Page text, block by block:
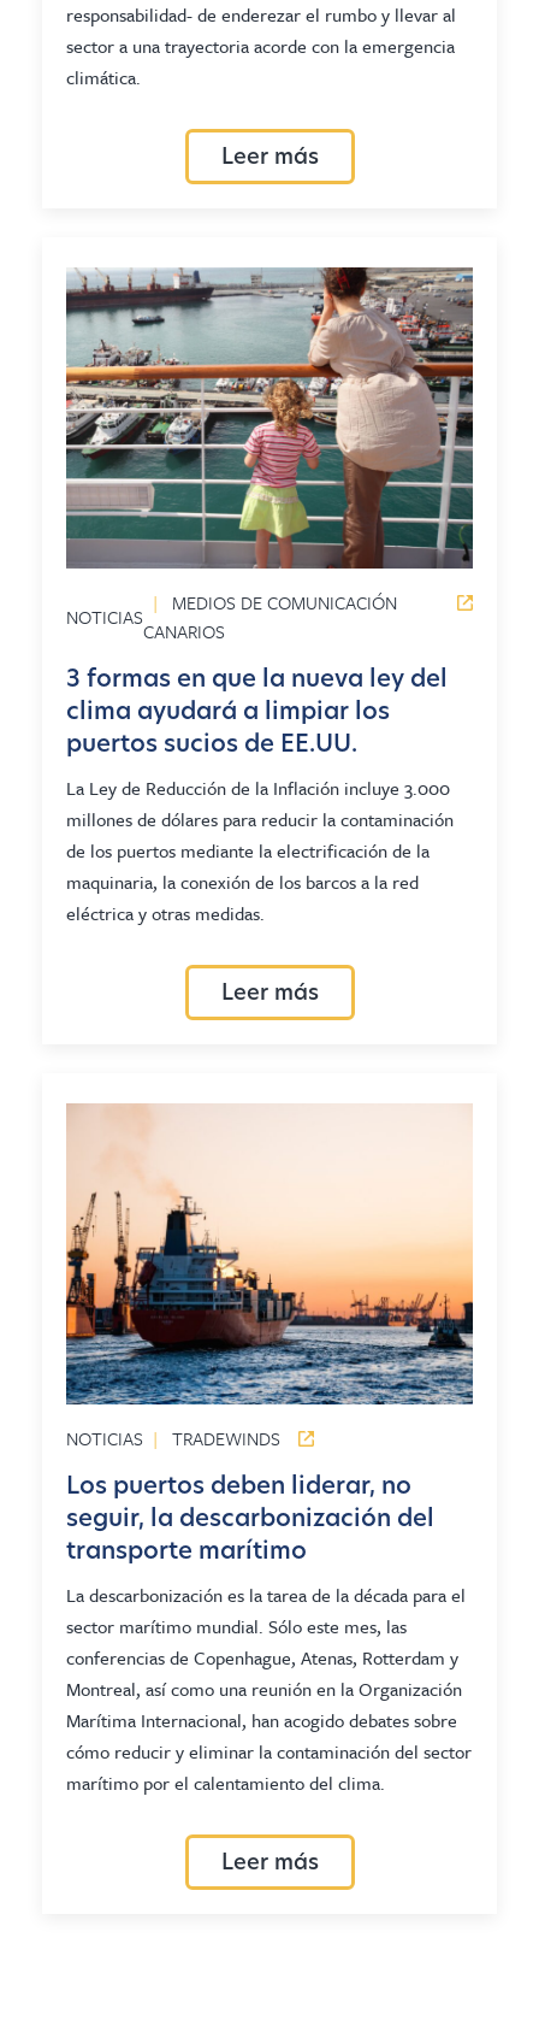
responsabilidad- de enderezar el rumbo y llevar al
sector a una trayectoria acorde con la emergencia
climática.
Leer más
NOTICIAS
|
MEDIOS DE COMUNICACIÓN
CANARIOS
3 formas en que la nueva ley del
clima ayudará a limpiar los
puertos sucios de EE.UU.
La Ley de Reducción de la Inflación incluye 3.000
millones de dólares para reducir la contaminación
de los puertos mediante la electrificación de la
maquinaria, la conexión de los barcos a la red
eléctrica y otras medidas.
Leer más
NOTICIAS | TRADEWINDS
Los puertos deben liderar, no
seguir, la descarbonización del
transporte marítimo
La descarbonización es la tarea de la década para el
sector marítimo mundial. Sólo este mes, las
conferencias de Copenhague, Atenas, Rotterdam y
Montreal, así como una reunión en la Organización
Marítima Internacional, han acogido debates sobre
cómo reducir y eliminar la contaminación del sector
marítimo por el calentamiento del clima.
Leer más